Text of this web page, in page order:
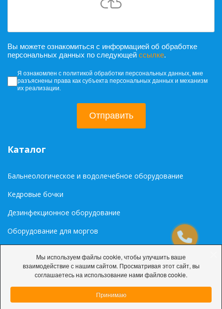
Мы используем файлы cookie, чтобы улучшить ваше
взаимодействие с нашим сайтом. Просматривая этот сайт, вы
соглашаетесь на использование нами файлов cookie.
Принимаю
Вы можете ознакомиться с информацией об обработке
персональных данных по следующей ссылке.
Согласие на обработку персональных
Я ознакомлен с политикой обработки персональных данных, мне
разъяснены права как субъекта персональных данных и механизм
их реализации.
Отправить
Каталог
Бальнеологическое и водолечебное оборудование
Кедровые бочки
Дезинфекционное оборудование
Оборудование для моргов
Палитра цветов RAL